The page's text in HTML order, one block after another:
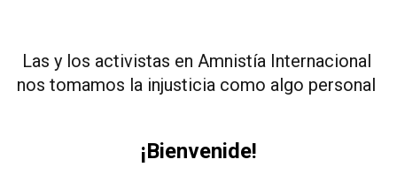
Las y los activistas en Amnistía Internacional
nos tomamos la injusticia como algo personal
¡Bienvenide!